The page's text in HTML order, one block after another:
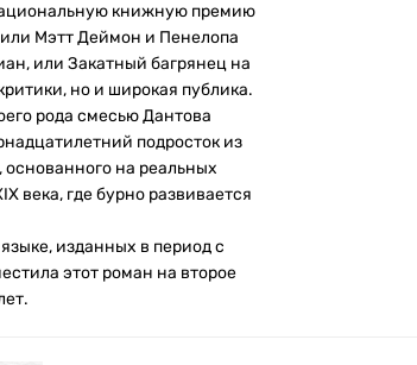
книжную премию
Мэтт Деймон и Пенелопа
или Закатный багрянец на
но и широкая публика.
рода смесью Дантова
подросток из
на реальных
века, где бурно развивается
изданных в период с
этот роман на второе